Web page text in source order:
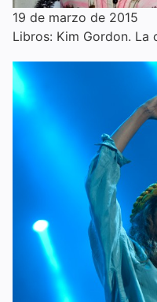
19 de marzo de 2015
Libros: Kim Gordon. La